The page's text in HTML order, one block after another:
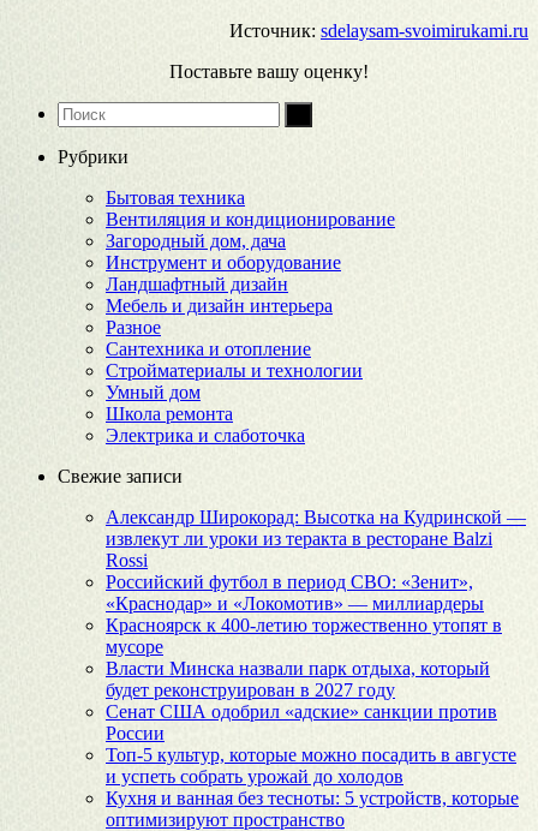
Источник: sdelaysam-svoimirukami.ru
Поставьте вашу оценку!
Рубрики
Бытовая техника
Вентиляция и кондиционирование
Загородный дом, дача
Инструмент и оборудование
Ландшафтный дизайн
Мебель и дизайн интерьера
Разное
Сантехника и отопление
Стройматериалы и технологии
Умный дом
Школа ремонта
Электрика и слаботочка
Свежие записи
Александр Широкорад: Высотка на Кудринской —
извлекут ли уроки из теракта в ресторане Balzi
Rossi
Российский футбол в период СВО: «Зенит»,
«Краснодар» и «Локомотив» — миллиардеры
Красноярск к 400-летию торжественно утопят в
мусоре
Власти Минска назвали парк отдыха, который
будет реконструирован в 2027 году
Сенат США одобрил «адские» санкции против
России
Топ-5 культур, которые можно посадить в августе
и успеть собрать урожай до холодов
Кухня и ванная без тесноты: 5 устройств, которые
оптимизируют пространство